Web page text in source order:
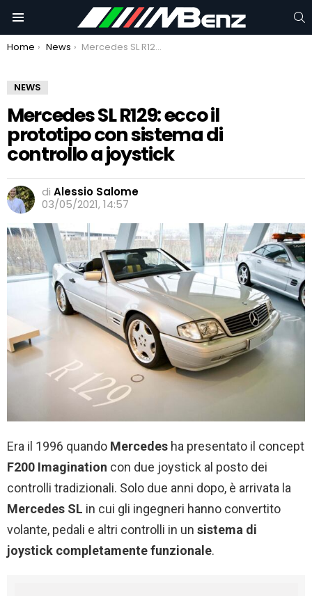
You are here:
Home News Mercedes SL R129: ecco il prototipo con sistema di controllo a joystick
NEWS
Mercedes SL R129: ecco il
prototipo con sistema di
controllo a joystick
di Alessio Salome
03/05/2021, 14:57
Era il 1996 quando Mercedes ha presentato il concept
F200 Imagination con due joystick al posto dei
controlli tradizionali. Solo due anni dopo, è arrivata la
Mercedes SL in cui gli ingegneri hanno convertito
volante, pedali e altri controlli in un sistema di
joystick completamente funzionale.